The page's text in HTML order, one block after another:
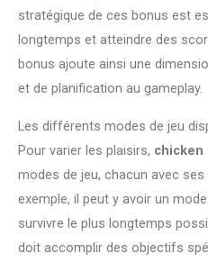
stratégique de ces bonus est
longtemps et atteindre des
bonus ajoute ainsi une
et de planification au gameplay.
Les différents modes de jeu
Pour varier les plaisirs, chicken
modes de jeu, chacun avec
exemple, il peut y avoir un
survivre le plus longtemps
doit accomplir des objectifs